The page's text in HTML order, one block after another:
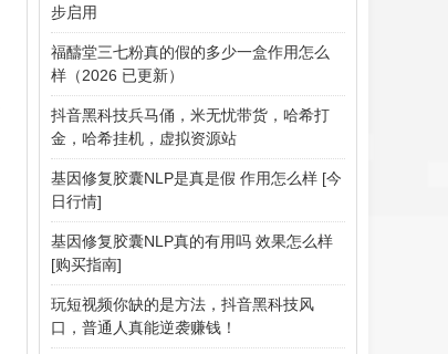
步启用
福醻堂三七粉真的假的多少一盒作用怎么
样（2026 已更新）
抖音黑科技兵马俑，米无忧带货，哈希打
金，哈希挂机，虚拟资源站
基因修复胶囊NLP是真是假 作用怎么样 [今
日行情]
基因修复胶囊NLP真的有用吗 效果怎么样
[购买指南]
玩短视频你缺的是方法，抖音黑科技风
口，普通人真能逆袭赚钱！